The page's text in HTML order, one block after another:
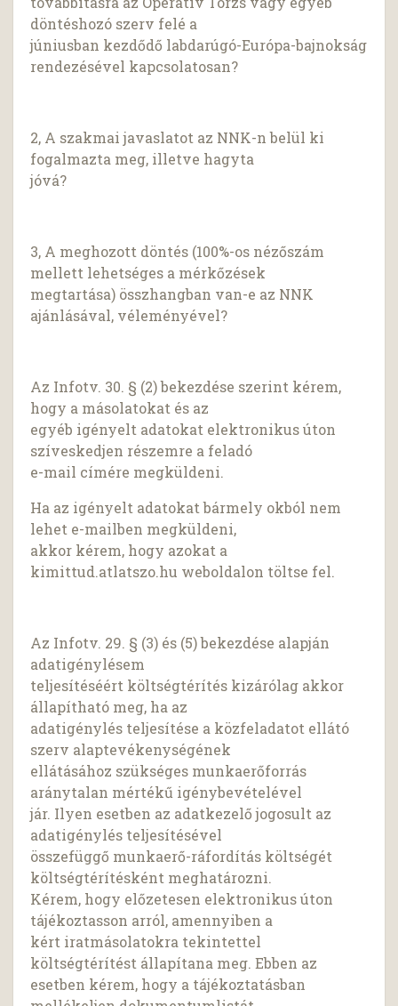
döntéshozó szerv felé a
júniusban kezdődő labdarúgó-Európa-bajnokság
rendezésével kapcsolatosan?
2, A szakmai javaslatot az NNK-n belül ki
fogalmazta meg, illetve hagyta
jóvá?
3, A meghozott döntés (100%-os nézőszám
mellett lehetséges a mérkőzések
megtartása) összhangban van-e az NNK
ajánlásával, véleményével?
Az Infotv. 30. § (2) bekezdése szerint kérem,
hogy a másolatokat és az
egyéb igényelt adatokat elektronikus úton
szíveskedjen részemre a feladó
e-mail címére megküldeni.
Ha az igényelt adatokat bármely okból nem
lehet e-mailben megküldeni,
akkor kérem, hogy azokat a
kimittud.atlatszo.hu weboldalon töltse fel.
Az Infotv. 29. § (3) és (5) bekezdése alapján
adatigénylésem
teljesítéséért költségtérítés kizárólag akkor
állapítható meg, ha az
adatigénylés teljesítése a közfeladatot ellátó
szerv alaptevékenységének
ellátásához szükséges munkaerőforrás
aránytalan mértékű igénybevételével
jár. Ilyen esetben az adatkezelő jogosult az
adatigénylés teljesítésével
összefüggő munkaerő-ráfordítás költségét
költségtérítésként meghatározni.
Kérem, hogy előzetesen elektronikus úton
tájékoztasson arról, amennyiben a
kért iratmásolatokra tekintettel
költségtérítést állapítana meg. Ebben az
esetben kérem, hogy a tájékoztatásban